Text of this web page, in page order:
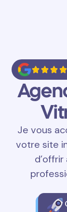
Je vous
votre site